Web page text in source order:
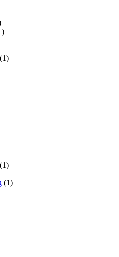
(1)
(1)
(1)